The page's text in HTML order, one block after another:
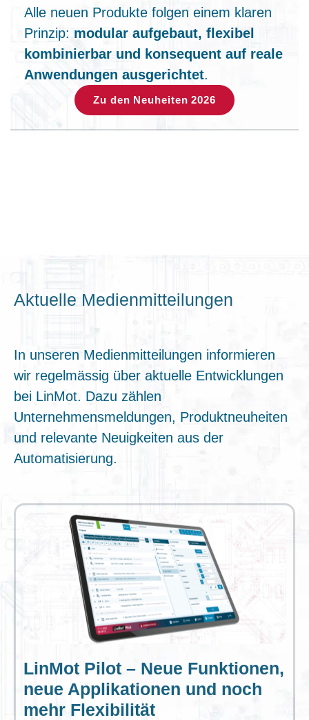
Alle neuen Produkte folgen einem klaren
Prinzip: modular aufgebaut, flexibel
kombinierbar und konsequent auf reale
Anwendungen ausgerichtet.
Zu den Neuheiten 2026
Aktuelle Medienmitteilungen
In unseren Medienmitteilungen informieren
wir regelmässig über aktuelle Entwicklungen
bei LinMot. Dazu zählen
Unternehmensmeldungen, Produktneuheiten
und relevante Neuigkeiten aus der
Automatisierung.
LinMot Pilot – Neue Funktionen,
neue Applikationen und noch
mehr Flexibilität